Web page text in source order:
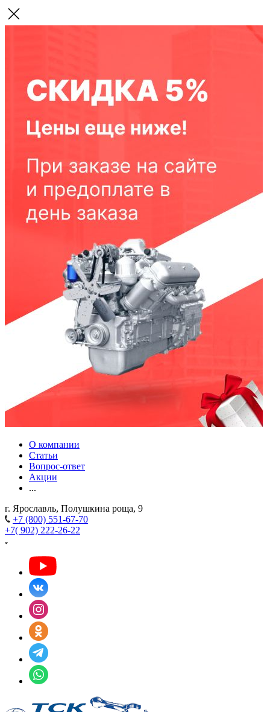
О компании
Статьи
Вопрос-ответ
Акции
...
г. Ярославль, Полушкина роща, 9
+7 (800) 551-67-70
+7( 902) 222-26-22